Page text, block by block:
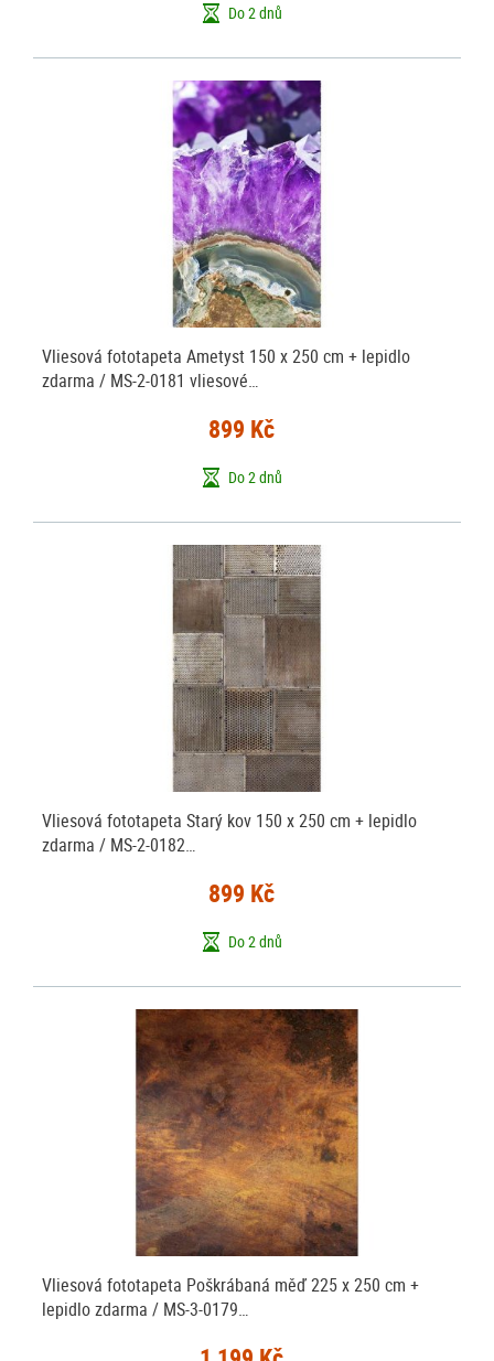
Do 2 dnů
Vliesová fototapeta Ametyst 150 x 250 cm + lepidlo
zdarma / MS-2-0181 vliesové…
899 Kč
Do 2 dnů
Vliesová fototapeta Starý kov 150 x 250 cm + lepidlo
zdarma / MS-2-0182…
899 Kč
Do 2 dnů
Vliesová fototapeta Poškrábaná měď 225 x 250 cm +
lepidlo zdarma / MS-3-0179…